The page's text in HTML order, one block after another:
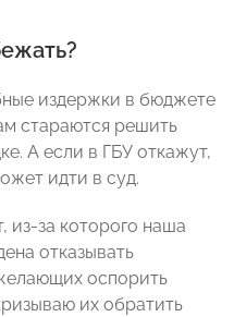
издержки в бюджете
стараются решить
А если в ГБУ откажут,
идти в суд.
из-за которого наша
отказывать
оспорить
их обратить